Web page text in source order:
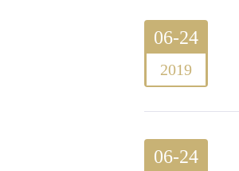
06-24
2019
06-24